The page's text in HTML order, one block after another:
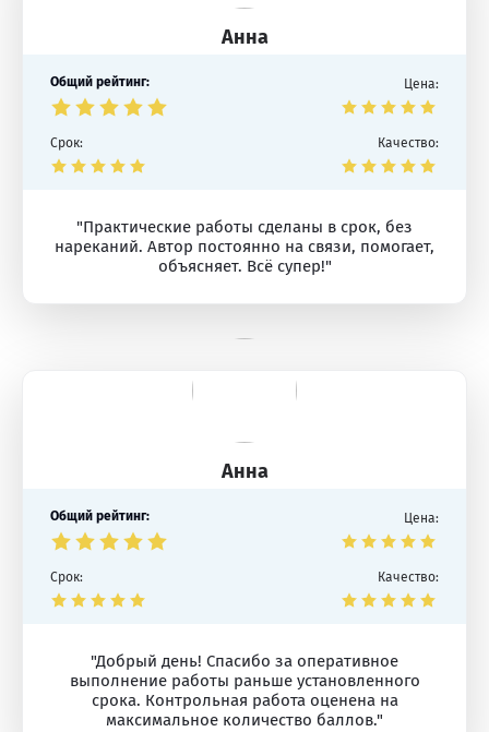
Анна
Общий рейтинг: Цена:
Срок: Качество:
"Практические работы сделаны в срок, без
нареканий. Автор постоянно на связи, помогает,
объясняет. Всё супер!"
Анна
Общий рейтинг: Цена:
Срок: Качество:
"Добрый день! Спасибо за оперативное
выполнение работы раньше установленного
срока. Контрольная работа оценена на
максимальное количество баллов."